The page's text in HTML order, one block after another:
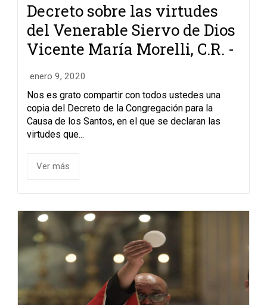
Decreto sobre las virtudes
del Venerable Siervo de Dios
Vicente María Morelli, C.R. -
enero 9, 2020
Nos es grato compartir con todos ustedes una
copia del Decreto de la Congregación para la
Causa de los Santos, en el que se declaran las
virtudes que...
Ver más